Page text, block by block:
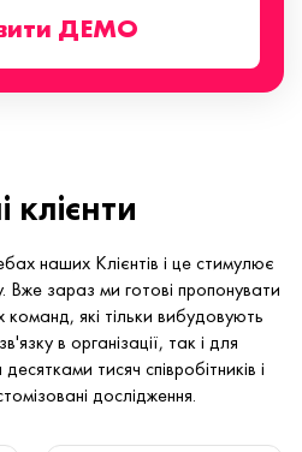
ДЕМО
клієнти
наших Клієнтів і це стимулює
зараз ми готові пропонувати
команд, які тільки вибудовують
в організації, так і для
тисяч співробітників і
дослідження.